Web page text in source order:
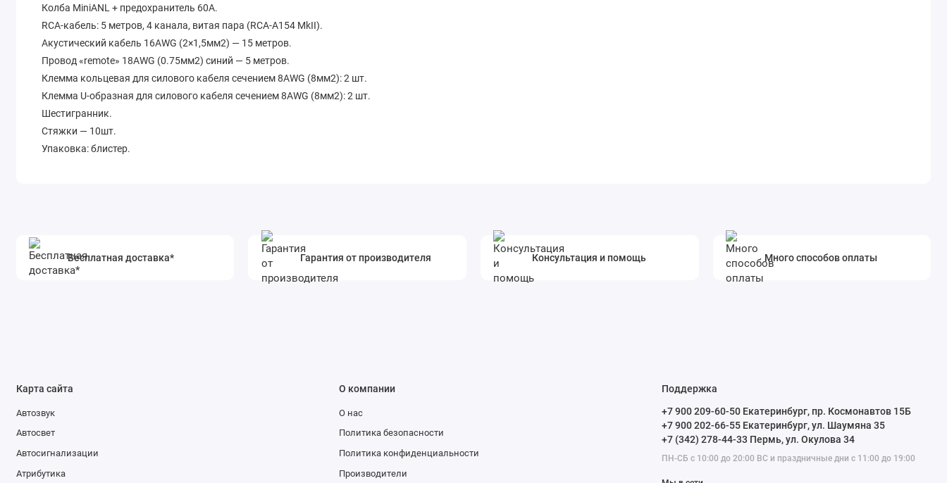
Колба MiniANL + предохранитель 60A.
RCA-кабель: 5 метров, 4 канала, витая пара (RCA-A154 MkII).
Акустический кабель 16AWG (2×1,5мм2) — 15 метров.
Провод «remote» 18AWG (0.75мм2) синий — 5 метров.
Клемма кольцевая для силового кабеля сечением 8AWG (8мм2): 2 шт.
Клемма U-образная для силового кабеля сечением 8AWG (8мм2): 2 шт.
Шестигранник.
Стяжки — 10шт.
Упаковка: блистер.
Бесплатная доставка* Гарантия от производителя Консультация и помощь Много способов оплаты
Карта сайта
Автозвук
Автосвет
Автосигнализации
Атрибутика
О компании
О нас
Политика безопасности
Политика конфиденциальности
Производители
Поддержка
+7 900 209-60-50 Екатеринбург, пр. Космонавтов 15Б
+7 900 202-66-55 Екатеринбург, ул. Шаумяна 35
+7 (342) 278-44-33 Пермь, ул. Окулова 34
ПН-СБ с 10:00 до 20:00 ВС и праздничные дни с 11:00 до 19:00